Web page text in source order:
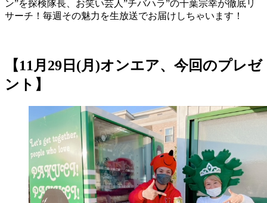
ン”を探検隊長、お笑い芸人”チバハラ”の千葉宗幸が徹底リ
サーチ！毎週その魅力を生放送でお届けしちゃいます！
【11月29日(月)オンエア、今回のプレゼ
ント】